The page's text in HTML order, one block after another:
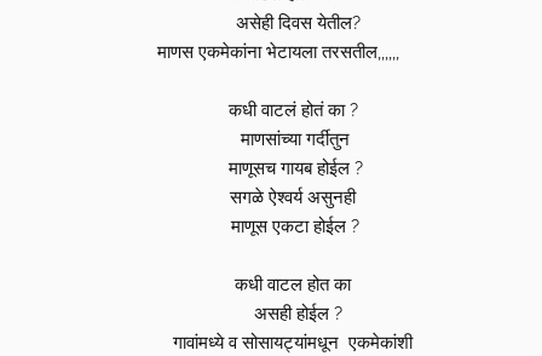
असेही दिवस येतील?
माणस एकमेकांना भेटायला तरसतील,,,,,,
कधी वाटलं होतं का ?
माणसांच्या गर्दीतुन
माणूसच गायब होईल ?
सगळे ऐश्वर्य असुनही
माणूस एकटा होईल ?
कधी वाटल होत का
असही होईल ?
गावांमध्ये व सोसायट्यांमधून एकमेकांशी